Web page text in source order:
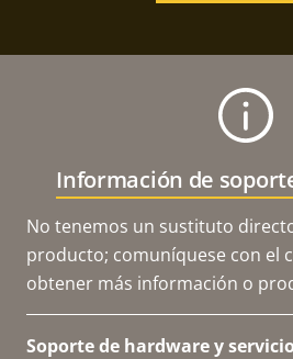
Información de
No tenemos un sustituto
producto; comuníquese con el
obtener más información o
Soporte de hardware y